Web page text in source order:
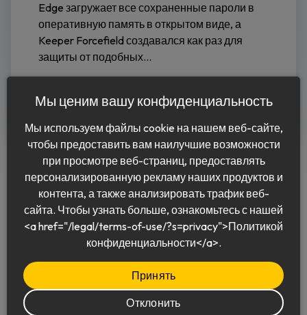
Edge загружает все сохраненные пароли в
оперативную память в открытом виде, а
Keeper Forcefield создавался как раз для
защиты от подобных...
Читать дальше
Pусский
Мы ценим вашу конфиденциальность
Мы используем файлы cookie на нашем веб-сайте,
чтобы предоставить вам наилучшие возможности
при просмотре веб-страниц, предоставлять
персонализированную рекламу наших продуктов и
контента, а также анализировать трафик веб-
сайта. Чтобы узнать больше, ознакомьтесь с нашей
<a href="/legal/terms-of-use/?s=privacy">Политикой
конфиденциальности</a>.
Принять
Отклонить